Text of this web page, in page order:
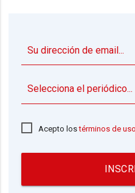
Acepto lostérminos de uso